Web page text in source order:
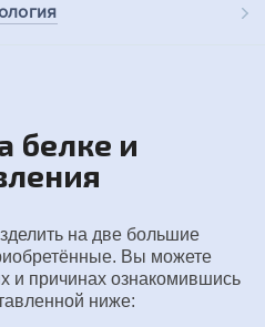
белке и
на две большие
Вы можете
и причинах ознакомившись
ниже: